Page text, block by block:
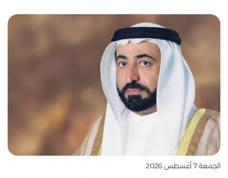
الجمعة 7 أغسطس 2026